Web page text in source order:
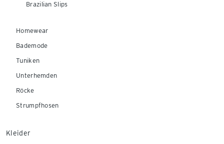
Brazilian Slips
Homewear
Bademode
Tuniken
Unterhemden
Röcke
Strumpfhosen
Kleider